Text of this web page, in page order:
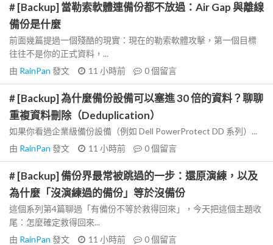
# [Backup] 當勒索軟體連備份都不放過：Air Gap 與離線
備份是什麼
前面幾篇提過一個殘酷的現實：現在的勒索軟體攻擊，第一個目標
往往不是你的正式資料，...
由 RainPan 發文 11 小時前 0個留言
# [Backup] 為什麼備份設備可以塞進 30 倍的資料？聊聊
重複資料刪除（Deduplication）
如果你看過企業級備份設備（例如 Dell PowerProtect DD 系列）...
由 RainPan 發文 11 小時前 0個留言
# [Backup] 備份界最常被跳過的一步：還原演練，以及
為什麼「沒演練過的備份」等於沒備份
這個系列第4篇聊過「有備份不等於救得回來」，今天把這個主題收
尾：怎麼確定救得回來...
由 RainPan 發文 11 小時前 0個留言